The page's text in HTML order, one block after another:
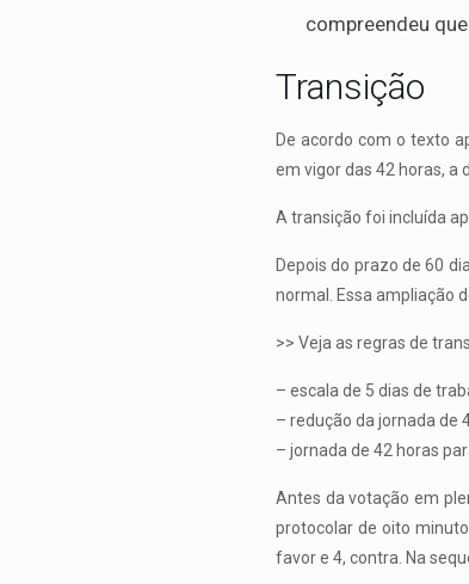
compreendeu
Transição
De acordo com o texto
em vigor das 42 horas, a
A transição foi incluída
Depois do prazo de 60
normal. Essa ampliação
>> Veja as regras de
– escala de 5 dias de
– redução da jornada de
– jornada de 42 horas
Antes da votação em
protocolar de oito
favor e 4, contra. Na